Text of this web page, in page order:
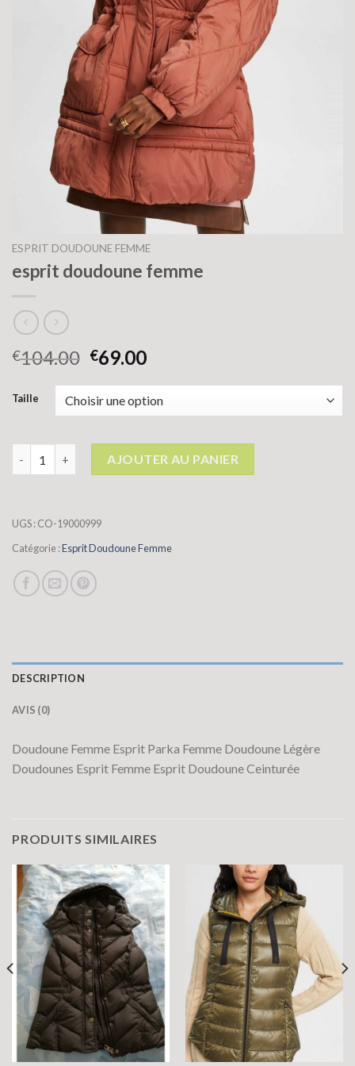
ESPRIT DOUDOUNE FEMME
esprit doudoune femme
€104.00 €69.00
Taille
AJOUTER AU PANIER
UGS :CO-19000999
Catégorie :Esprit Doudoune Femme
DESCRIPTION
AVIS (0)
Doudoune Femme Esprit Parka Femme Doudoune Légère
Doudounes Esprit Femme Esprit Doudoune Ceinturée
PRODUITS SIMILAIRES